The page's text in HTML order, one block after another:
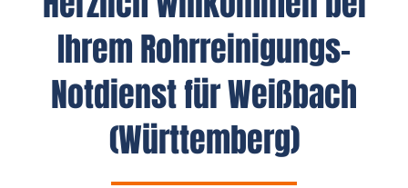
Ihrem Rohrreinigungs-
Notdienst für Weißbach
(Württemberg)